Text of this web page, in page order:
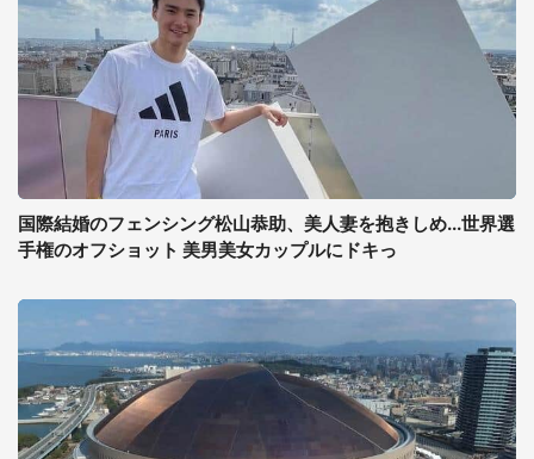
国際結婚のフェンシング松山恭助、美人妻を抱きしめ...世界選
手権のオフショット 美男美女カップルにドキっ